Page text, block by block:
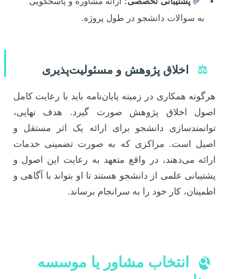
به سوالات دانشجو در طول پروژه.
⚖️ اخلاق پژوهش و مسئولیت‌پذیری
هرگونه همکاری در زمینه پایان‌نامه باید با رعایت کامل
اصول اخلاق پژوهش صورت گیرد. هدف نهایی،
توانمندسازی دانشجو برای ارائه یک اثر مستقل و
اصیل است. مراکزی که به صورت تضمینی خدمات
ارائه می‌دهند، در واقع متعهد به رعایت این اصول و
پشتیبانی علمی از دانشجو هستند تا او بتواند با آگاهی و
اطمینان، کار خود را به سرانجام برساند.
🔍
انتخاب مشاور یا موسسه